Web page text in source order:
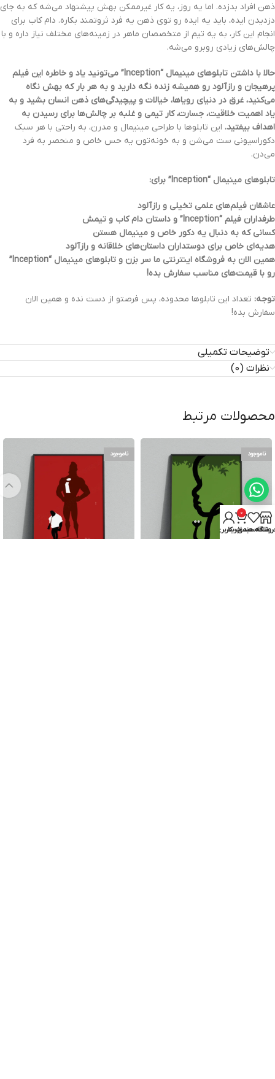
ذهن افراد بدزده. اما یه روز، یه کار غیرممکن بهش پیشنهاد می‌شه که به جای
دزدیدن ایده، باید یه ایده رو توی ذهن یه فرد ثروتمند بکاره. دام کاب برای
انجام این کار، به یه تیم از متخصصان ماهر در زمینه‌های مختلف نیاز داره و با
چالش‌های زیادی روبرو می‌شه.
حالا با داشتن تابلوهای مینیمال “Inception” می‌تونید یاد و خاطره این فیلم
پرهیجان و رازآلود رو همیشه زنده نگه دارید و به هر بار که بهش نگاه
می‌کنید، غرق در دنیای رویاها، خیالات و پیچیدگی‌های ذهن انسان بشید و به
یاد اهمیت خلاقیت، جسارت، کار تیمی و غلبه بر چالش‌ها برای رسیدن به
اهداف بیفتید. این تابلوها با طراحی مینیمال و مدرن، به راحتی با هر سبک
دکوراسیونی ست می‌شن و به خونه‌تون یه حس خاص و منحصر به فرد
می‌دن.
تابلوهای مینیمال “Inception” برای:
عاشقان فیلم‌های علمی تخیلی و رازآلود
طرفداران فیلم “Inception” و داستان دام کاب و تیمش
کسانی که به دنبال یه دکور خاص و مینیمال هستن
هدیه‌ای خاص برای دوستداران داستان‌های خلاقانه و رازآلود
همین الان به فروشگاه اینترنتی ما سر بزن و تابلوهای مینیمال “Inception”
رو با قیمت‌های مناسب سفارش بده!
توجه: تعداد این تابلوها محدوده، پس فرصتو از دست نده و همین الان
سفارش بده!
توضیحات تکمیلی
نظرات (0)
محصولات مرتبط
ناموجود ناموجود
علاقه مندی
0
سبد خرید
حساب کاربری من